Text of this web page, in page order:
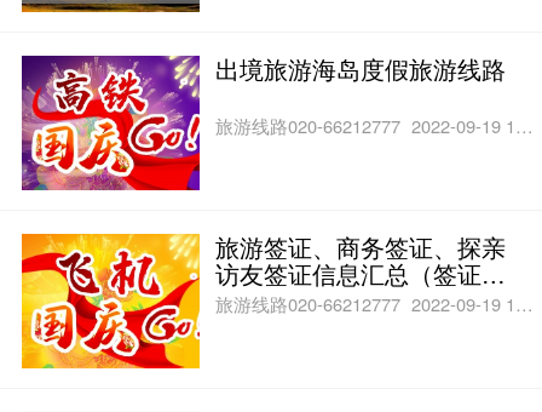
出境旅游海岛度假旅游线路
旅游线路020-66212777 2022-09-19 11:19
旅游签证、商务签证、探亲
访友签证信息汇总（签证价
格和须知）
旅游线路020-66212777 2022-09-19 11:17